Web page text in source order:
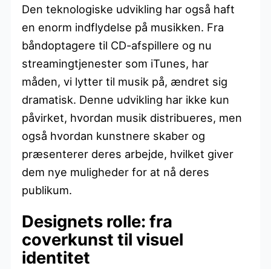
Den teknologiske udvikling har også haft
en enorm indflydelse på musikken. Fra
båndoptagere til CD-afspillere og nu
streamingtjenester som iTunes, har
måden, vi lytter til musik på, ændret sig
dramatisk. Denne udvikling har ikke kun
påvirket, hvordan musik distribueres, men
også hvordan kunstnere skaber og
præsenterer deres arbejde, hvilket giver
dem nye muligheder for at nå deres
publikum.
Designets rolle: fra
coverkunst til visuel
identitet